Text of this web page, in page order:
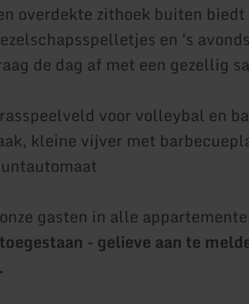
overdekte zithoek buiten
en 's
de dag af met een gezellig
voor volleybal en
kleine vijver met
gasten in alle
- gelieve aan te